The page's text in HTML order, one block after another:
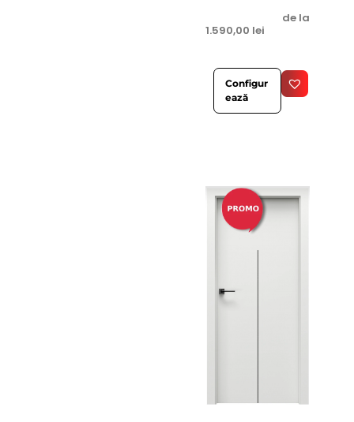
de la
1.590,00 lei
Configur
ează